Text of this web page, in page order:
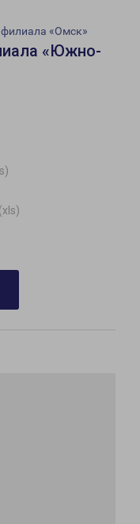
«Омск»
«Южно-
(xls)